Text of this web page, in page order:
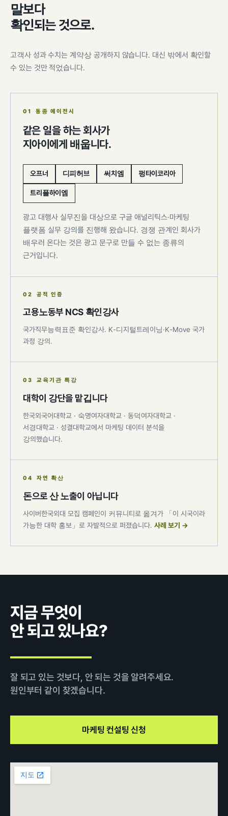
말보다
확인되는 것으로.
고객사 성과 수치는 계약상 공개하지 않습니다. 대신 밖에서 확인할
수 있는 것만 적었습니다.
01 동종 에이전시
같은 일을 하는 회사가
지아이에게 배웁니다.
오프너 디피허브 써치엠 펑타이코리아
트리플하이엠
광고 대행사 실무진을 대상으로 구글 애널리틱스·마케팅
플랫폼 실무 강의를 진행해 왔습니다. 경쟁 관계인 회사가
배우러 온다는 것은 광고 문구로 만들 수 없는 종류의
근거입니다.
02 공적 인증
고용노동부 NCS 확인강사
국가직무능력표준 확인강사. K-디지털트레이닝·K-Move 국가
과정 강의.
03 교육기관 특강
대학이 강단을 맡깁니다
한국외국어대학교 · 숙명여자대학교 · 동덕여자대학교 ·
서경대학교 · 성결대학교에서 마케팅 데이터 분석을
강의했습니다.
04 자연 확산
돈으로 산 노출이 아닙니다
사이버한국외대 모집 캠페인이 커뮤니티로 옮겨가 「이 시국이라
가능한 대학 홍보」로 자발적으로 퍼졌습니다. 사례 보기 →
지금 무엇이
안 되고 있나요?
잘 되고 있는 것보다, 안 되는 것을 알려주세요.
원인부터 같이 찾겠습니다.
마케팅 컨설팅 신청